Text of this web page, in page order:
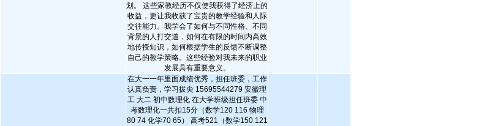
划。 这些家教经历不仅使我获得了经济上的
收益，更让我收获了宝贵的教学经验和人际
交往能力。我学会了如何与不同性格、不同
背景的人打交道，如何在有限的时间内高效
地传授知识，如何根据学生的反馈不断调整
自己的教学策略。这些经验对我未来的职业
发展具有重要意义。
在大一一年里面成绩优秀，担任班委，工作
认真负责，学习拔尖 15695544279 安徽理
工 大二 初中数理化 在大学班级担任班委 中
考数理化一共扣15分（数学120 116 物理
80 74 化学70 65） 高考521（数学150 121